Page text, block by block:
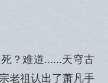
？难道......天穹古
老祖认出了萧凡手